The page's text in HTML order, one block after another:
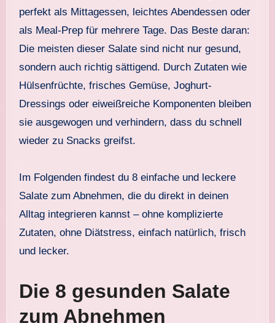
perfekt als Mittagessen, leichtes Abendessen oder
als Meal-Prep für mehrere Tage. Das Beste daran:
Die meisten dieser Salate sind nicht nur gesund,
sondern auch richtig sättigend. Durch Zutaten wie
Hülsenfrüchte, frisches Gemüse, Joghurt-
Dressings oder eiweißreiche Komponenten bleiben
sie ausgewogen und verhindern, dass du schnell
wieder zu Snacks greifst.
Im Folgenden findest du 8 einfache und leckere
Salate zum Abnehmen, die du direkt in deinen
Alltag integrieren kannst – ohne komplizierte
Zutaten, ohne Diätstress, einfach natürlich, frisch
und lecker.
Die 8 gesunden Salate
zum Abnehmen